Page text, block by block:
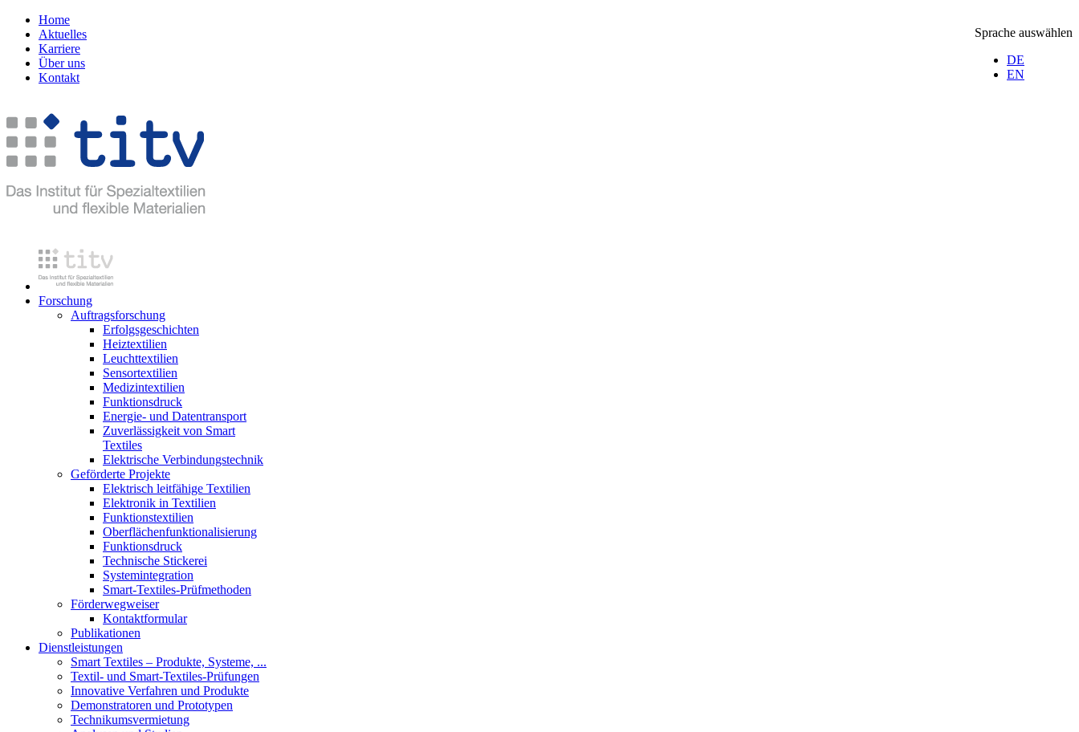
Sprache auswählen
DE
EN
Home
Aktuelles
Karriere
Über uns
Kontakt
Forschung
Auftragsforschung
Erfolgsgeschichten
Heiztextilien
Leuchttextilien
Sensortextilien
Medizintextilien
Funktionsdruck
Energie- und Datentransport
Zuverlässigkeit von Smart
Textiles
Elektrische Verbindungstechnik
Geförderte Projekte
Elektrisch leitfähige Textilien
Elektronik in Textilien
Funktionstextilien
Oberflächenfunktionalisierung
Funktionsdruck
Technische Stickerei
Systemintegration
Smart-Textiles-Prüfmethoden
Förderwegweiser
Kontaktformular
Publikationen
Dienstleistungen
Smart Textiles – Produkte, Systeme, ...
Textil- und Smart-Textiles-Prüfungen
Innovative Verfahren und Produkte
Demonstratoren und Prototypen
Technikumsvermietung